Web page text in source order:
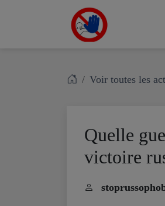
Voir toutes les
Quelle
victoire